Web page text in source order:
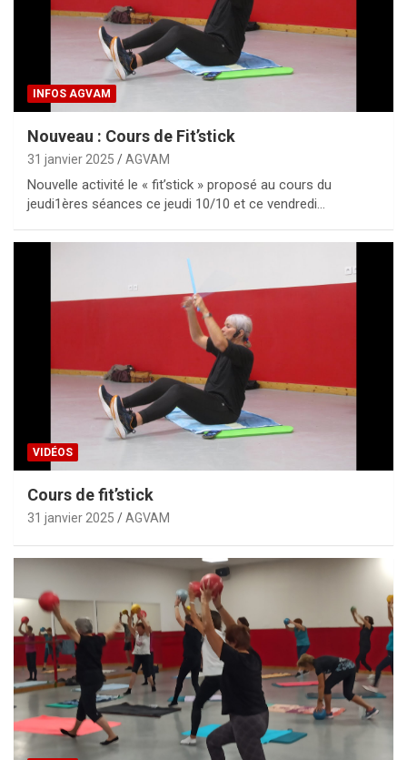
INFOS AGVAM
Nouveau : Cours de Fit’stick
31 janvier 2025 AGVAM
Nouvelle activité le « fit’stick » proposé au cours du
jeudi1ères séances ce jeudi 10/10 et ce vendredi…
VIDÉOS
Cours de fit’stick
31 janvier 2025 AGVAM